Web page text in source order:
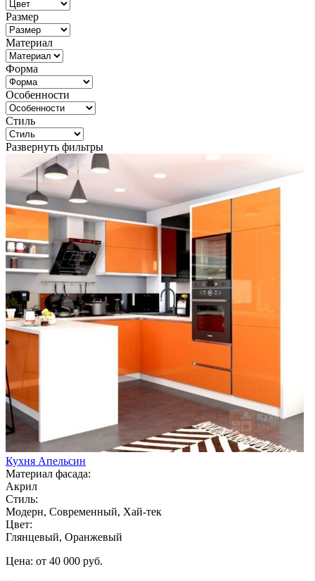
Размер
Материал
Форма
Особенности
Стиль
Развернуть фильтры
Кухня Апельсин
Материал фасада:
Акрил
Стиль:
Модерн, Современный, Хай-тек
Цвет:
Глянцевый, Оранжевый
Цена: от 40 000 руб.